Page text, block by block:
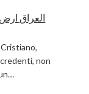
العراق
non